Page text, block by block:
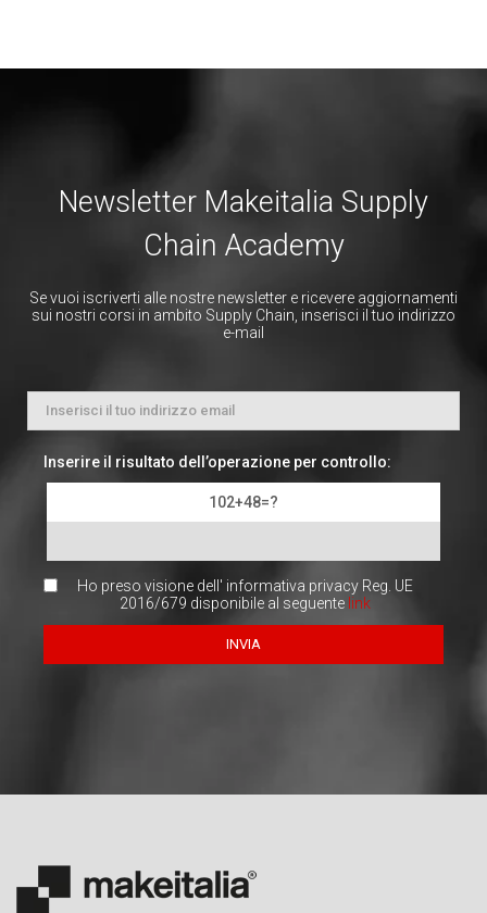
Newsletter Makeitalia Supply
Chain Academy
Se vuoi iscriverti alle nostre newsletter e ricevere aggiornamenti
sui nostri corsi in ambito Supply Chain, inserisci il tuo indirizzo
e-mail
Inserire il risultato dell’operazione per controllo:
102+48=?
Ho preso visione dell' informativa privacy Reg. UE
2016/679 disponibile al seguente link